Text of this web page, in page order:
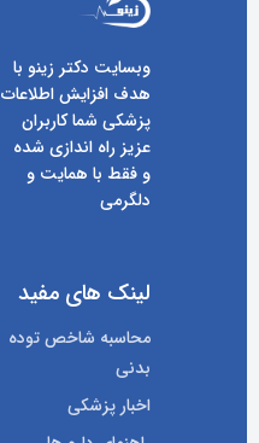
وبسایت دکتر زینو با
هدف افزایش اطلاعات
پزشکی شما کاربران
عزیز راه اندازی شده
و فقط با همایت و
دلگرمی
لینک های مفید
محاسبه شاخص توده
بدنی
اخبار پزشکی